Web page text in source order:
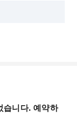
아 항구의 야
니다.
습니다. 예약하